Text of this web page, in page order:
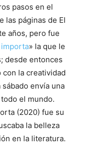
pasos en el
las páginas de El
años, pero fue
importa» la que le
desde entonces
la creatividad
envía una
el mundo.
(2020) fue su
la belleza
en la literatura.